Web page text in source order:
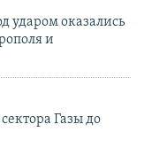
ударом оказались
и
Газы до